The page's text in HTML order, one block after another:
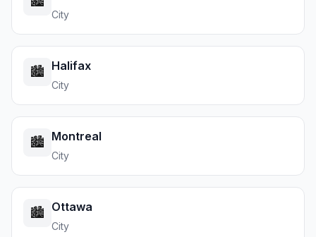
City
🏙️ Halifax
City
🏙️ Montreal
City
🏙️ Ottawa
City